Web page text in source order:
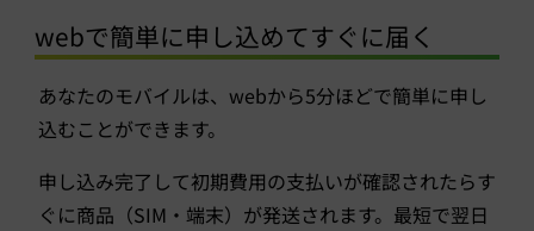
webで簡単に申し込めてすぐに届く
あなたのモバイルは、webから5分ほどで簡単に申し
込むことができます。
申し込み完了して初期費用の支払いが確認されたらす
ぐに商品（SIM・端末）が発送されます。最短で翌日